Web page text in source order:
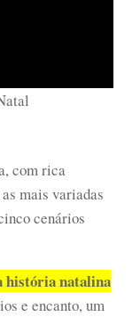
com rica
mais variadas
cenários
história natalina
e encanto, um